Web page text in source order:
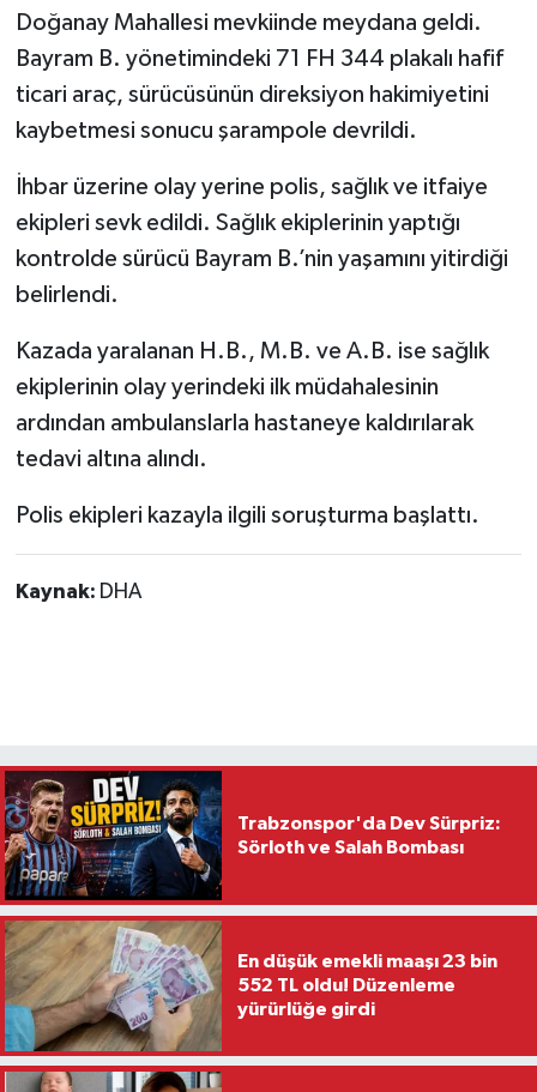
Doğanay Mahallesi mevkiinde meydana geldi.
Bayram B. yönetimindeki 71 FH 344 plakalı hafif
ticari araç, sürücüsünün direksiyon hakimiyetini
kaybetmesi sonucu şarampole devrildi.
İhbar üzerine olay yerine polis, sağlık ve itfaiye
ekipleri sevk edildi. Sağlık ekiplerinin yaptığı
kontrolde sürücü Bayram B.’nin yaşamını yitirdiği
belirlendi.
Kazada yaralanan H.B., M.B. ve A.B. ise sağlık
ekiplerinin olay yerindeki ilk müdahalesinin
ardından ambulanslarla hastaneye kaldırılarak
tedavi altına alındı.
Polis ekipleri kazayla ilgili soruşturma başlattı.
Kaynak: DHA
Trabzonspor'da Dev Sürpriz:
Sörloth ve Salah Bombası
En düşük emekli maaşı 23 bin
552 TL oldu! Düzenleme
yürürlüğe girdi